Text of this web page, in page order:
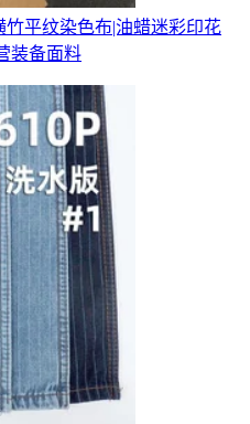
竹平纹染色布|油蜡迷彩印花
装备面料